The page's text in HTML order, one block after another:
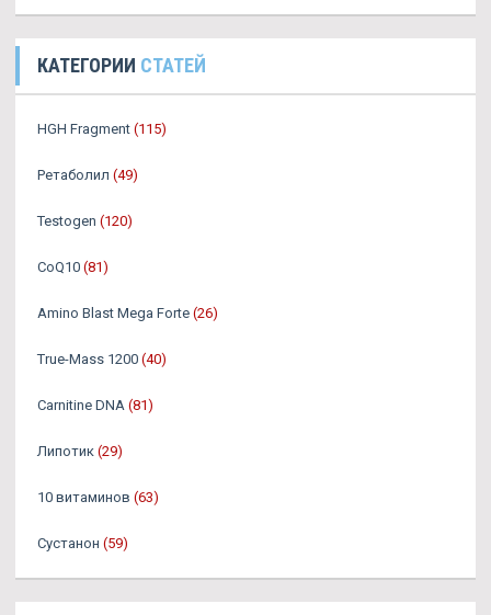
КАТЕГОРИИ СТАТЕЙ
HGH Fragment (115)
Ретаболил (49)
Testogen (120)
CoQ10 (81)
Amino Blast Mega Forte (26)
True-Mass 1200 (40)
Carnitine DNA (81)
Липотик (29)
10 витаминов (63)
Сустанон (59)